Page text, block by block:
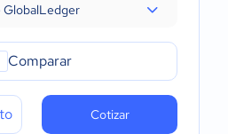
GlobalLedger
Comparar
Cotizar